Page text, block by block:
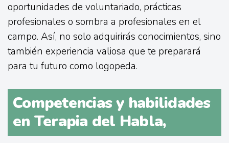
oportunidades de voluntariado, prácticas
profesionales o sombra a profesionales en el
campo. Así, no solo adquirirás conocimientos, sino
también experiencia valiosa que te preparará
para tu futuro como logopeda.
Competencias y habilidades
en Terapia del Habla,